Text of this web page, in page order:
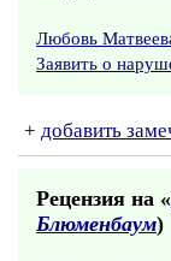
Любовь
Заявить о
+ добавить
Рецензия на «
Блюменбаум)